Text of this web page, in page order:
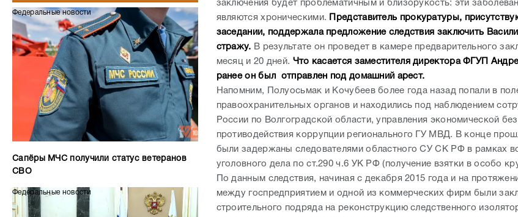
Федеральные новости
Сапёры МЧС получили статус ветеранов
СВО
Федеральные новости
заключения будет проблематичным и близорукость: эти
являются хроническими.
Представитель прокуратуры,
заседании, поддержала предложение следствия заключить
стражу. В результате он проведет в камере предварительного
месяц и 20 дней. Что касается заместителя директора ФГУП
ранее он был отправлен под домашний арест.
Напомним, Полуосьмак и Кочубеев более года назад попали в
правоохранительных органов и находились под наблюдением
России по Волгоградской области, управления экономической
противодействия коррупции регионального ГУ МВД. В конце
были задержаны следователями областного СУ СК РФ в рамках
уголовного дела по ст.290 ч.6 УК РФ (получение взятки в особо
По данным следствия, начиная с декабря 2015 года и на
между госпредприятием и одной из коммерческих фирм были
строительного подряда на реконструкцию следственного